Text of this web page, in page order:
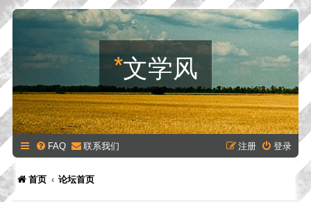
*文学风
FAQ 联系我们 登录
注册
首页 论坛首页